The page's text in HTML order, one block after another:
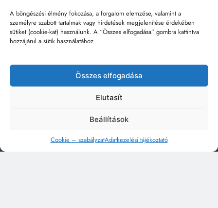
A böngészési élmény fokozása, a forgalom elemzése, valamint a
személyre szabott tartalmak vagy hirdetések megjelenítése érdekében
sütiket (cookie-kat) használunk. A “Összes elfogadása” gombra kattintva
hozzájárul a sütik használatához.
Összes elfogadása
Elutasít
Beállítások
Cookie – szabályzatAdatkezelési tájékoztató